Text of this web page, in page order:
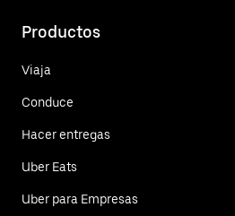
Productos
Viaja
Conduce
Hacer entregas
Uber Eats
Uber para Empresas